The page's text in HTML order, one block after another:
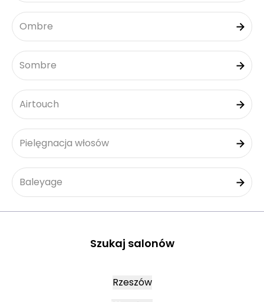
Ombre
Sombre
Airtouch
Pielęgnacja włosów
Baleyage
Szukaj salonów
Rzeszów